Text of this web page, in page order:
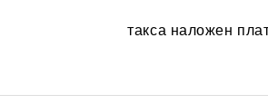
такса наложен